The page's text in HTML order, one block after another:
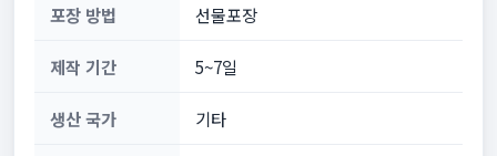
포장 방법 선물포장
제작 기간 5~7일
생산 국가 기타